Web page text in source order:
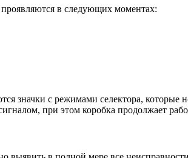
в следующих моментах:
значки с режимами селектора, которые
при этом коробка продолжает